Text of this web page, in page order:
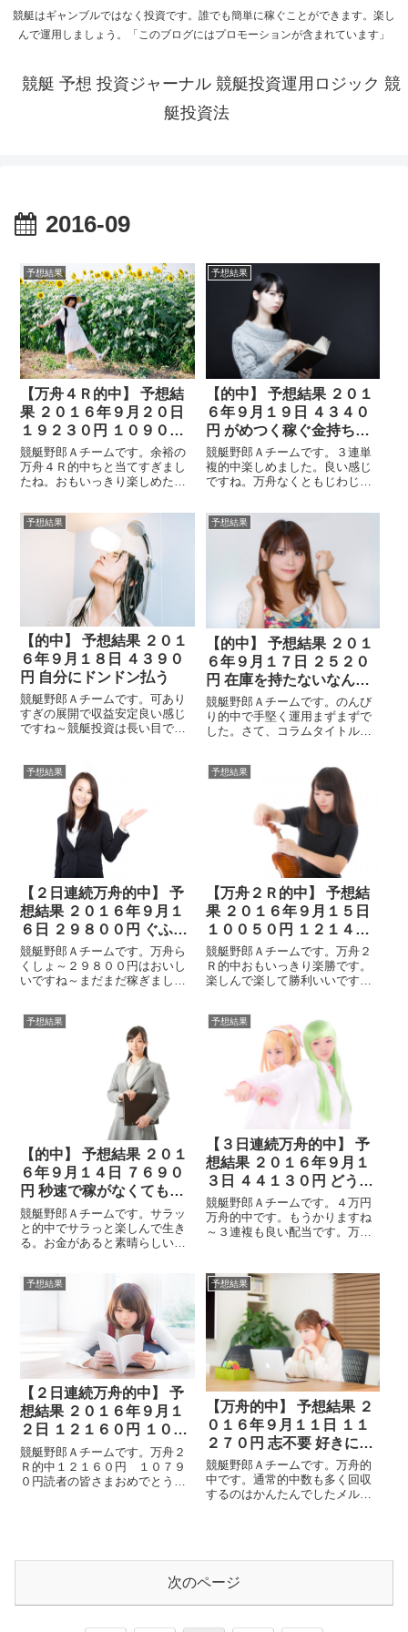
競艇はギャンブルではなく投資です。誰でも簡単に稼ぐことができます。楽し
んで運用しましょう。「このブログにはプロモーションが含まれています」
競艇 予想 投資ジャーナル 競艇投資運用ロジック 競
艇投資法
2016-09
予想結果
【万舟４Ｒ的中】 予想結
果 ２０１６年９月２０日
１９２３０円 １０９００
円 ２５２８０円 ４７９９
０円 的中しすぎて笑える
競艇野郎Ａチームです。余裕の
万舟４Ｒ的中ちと当てすぎまし
たね。おもいっきり楽しめたの
様がガシガシ稼いでくれると嬉
しいです。３連複も４６１０円
はおいしくいただきましたね。
ごっちゃんです。さて今回のコ
ラムは的中しすぎ...
予想結果
【的中】 予想結果 ２０１
６年９月１９日 ４３４０
円 がめつく稼ぐ金持ちぶ
る人は・・・
競艇野郎Ａチームです。３連単
複的中楽しめました。良い感じ
ですね。万舟なくともじわじわ
ょう。さてコラムです。タイト
ルに書いているがめつく稼ぐこ
れは当然のことです。お金を稼
ぐという行為はがめつくやるべ
きです。変に余裕...
予想結果
【的中】 予想結果 ２０１
６年９月１８日 ４３９０
円 自分にドンドン払う
競艇野郎Ａチームです。可あり
すぎの展開で収益安定良い感じ
ですね～競艇投資は長い目で見
も同じです。たいてい焦ると負
けます。さて、今回のコラムタ
イトルは自分にドンドン払うで
す。何度か書いて...
予想結果
【的中】 予想結果 ２０１
６年９月１７日 ２５２０
円 在庫を持たないなんて
当然のこと
競艇野郎Ａチームです。のんび
り的中で手堅く運用まずまずで
した。さて、コラムタイトルで
庫を持たない商売が良い！なん
てことが話されてますがごくご
く当たり前の話です。当然で
す。競艇は在庫を持...
予想結果
【２日連続万舟的中】 予
想結果 ２０１６年９月１
６日 ２９８００円 ぐふふ
～自慢はしないように
競艇野郎Ａチームです。万舟ら
くしょ～２９８００円はおいし
いですね～まだまだ稼ぎましょ
も楽しみましょう。さて今回の
コラム。万舟当たっても自慢し
ないようにしましょう。妬まれ
て恨まれて最終的...
予想結果
【万舟２Ｒ的中】 予想結
果 ２０１６年９月１５日
１００５０円 １２１４０
円 しずか～に金を使う
競艇野郎Ａチームです。万舟２
Ｒ的中おもいっきり楽勝です。
楽しんで楽して勝利いいです
て使うのは恥ずかしいですしア
レになります。まわりにキモイ
のがいるんですよ。高級車に似
合わない仕立てのス...
予想結果
【的中】 予想結果 ２０１
６年９月１４日 ７６９０
円 秒速で稼がなくても幸
せ
競艇野郎Ａチームです。サラッ
と的中でサラっと楽しんで生き
る。お金があると素晴らしい人
切れます。知ってますか？人間
の悩みの大半は人間関係です。
お金があれば好きに生きれま
す。というわけで今...
予想結果
【３日連続万舟的中】 予
想結果 ２０１６年９月１
３日 ４４１３０円 どうせ
金持ちなんだから
競艇野郎Ａチームです。４万円
万舟的中です。もうかりますね
～３連複も良い配当です。万舟
さまおめでとうございます。さ
てタイトルに書いている内容コ
ラムを書きます。こらむっ
て。。。どうせ金持ちに...
予想結果
【２日連続万舟的中】 予
想結果 ２０１６年９月１
２日 １２１６０円 １０７
９０円 バイトふやすより
もかんたん
競艇野郎Ａチームです。万舟２
Ｒ的中１２１６０円 １０７９
０円読者の皆さまおめでとうご
予想結果
【万舟的中】 予想結果 ２
０１６年９月１１日 １１
２７０円 志不要 好きに生
きるのみ
競艇野郎Ａチームです。万舟的
中です。通常的中数も多く回収
するのはかんたんでしたメルマ
が必要か？という...
次のページ